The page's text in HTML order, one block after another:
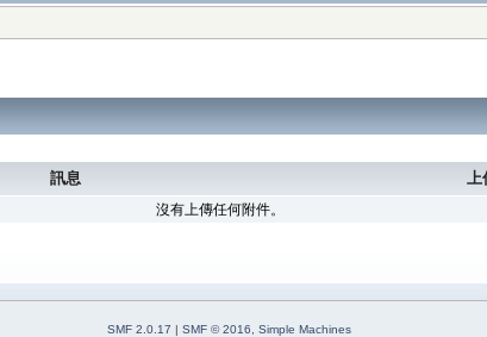
訊息 上
沒有上傳任何附件。
SMF 2.0.17 | SMF © 2016
Simple Machines